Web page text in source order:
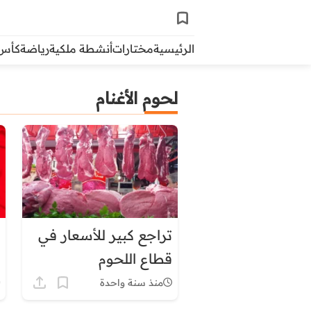
الرئيسيةمختاراتأنشطة ملكيةرياضةكأس
لحوم الأغنام
تراجع كبير للأسعار في
قطاع اللحوم
منذ سنة واحدة